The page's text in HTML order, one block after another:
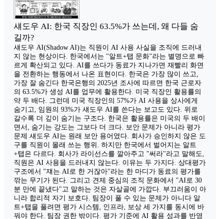
섀도우 AI: 한국 직장인 63.5%가 쓰는데, 왜 다들 숨
길까?
섀도우 AI(Shadow AI)는 직원이 AI 사용 사실을 조직에 드러내
지 않는 현상이다. 한국에서는 "알트+탭 문화"라는 별명으로 빠
르게 확산되고 있다. AI를 쓰다가 동료가 지나가면 재빨리 화면
을 전환하는 행동에서 나온 표현이다. 한국은 가장 많이 쓰고,
가장 잘 숨긴다 한국은행의 2025년 조사에 따르면 한국 근로자
의 63.5%가 생성 AI를 업무에 활용한다. 미국 직장인 활용률의
약 두 배다. 그런데 미국 직장인의 57%가 AI 사용을 상사에게
숨기고, 임원의 93%가 섀도우 AI를 쓴다는 보고도 있다. 위로
갈수록 더 깊이 숨기는 구조다. 한국은 활용률은 미국의 두 배이
면서, 숨기는 강도는 그보다 더 크다. 보안 문제가 아니라 평가
문제 섀도우 AI는 원래 보안 용어였다. 회사가 승인하지 않은 도
구를 직원이 몰래 쓰는 행위. 하지만 한국에서 벌어지는 알트
+탭은 다르다. 회사가 라이선스를 깔아주고 "써라"라고 말해도,
직원은 AI 사용을 드러내지 않는다. 이유는 두 가지다. 상대평가
구조에서 "쟤는 AI로 한 거잖아"라는 한 마디가 동료의 평가를
깎는 무기가 된다. 그리고 견제 중심의 조직 문화에서 "AI로 30
분 만에 끝냈다"고 말하는 것은 자살골에 가깝다. 부끄러움이 아
니라 합리적 자기 보호다. 팀장이 풀 수 있는 문제가 아니다 알
트+탭을 풀려면 평가 시스템, 인프라, 보상 세 가지를 동시에 바
꿔야 한다. 팀장 권한 밖이다. 평가 기준에 AI 활용 성과를 반영